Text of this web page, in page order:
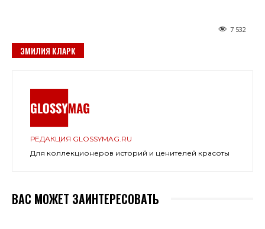
7 532
ЭМИЛИЯ КЛАРК
РЕДАКЦИЯ GLOSSYMAG.RU
Для коллекционеров историй и ценителей красоты
ВАС МОЖЕТ ЗАИНТЕРЕСОВАТЬ